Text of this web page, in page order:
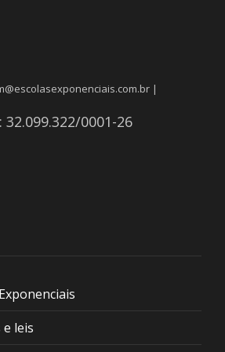
|
32.099.322/0001-26
e leis